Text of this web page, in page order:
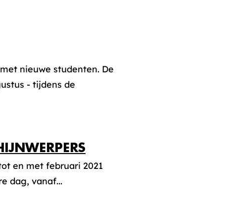
nieuwe studenten. De
- tijdens de
en met februari 2021
dag, vanaf...